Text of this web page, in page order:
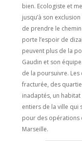
bien. Ecologiste et
jusqu’à son
de prendre le chemin
porte l’espoir de
peuvent plus de la
Gaudin et son
de la poursuivre. Les
fracturée, des
inadaptés, un
entiers de la ville
pour des opérations
Marseille.